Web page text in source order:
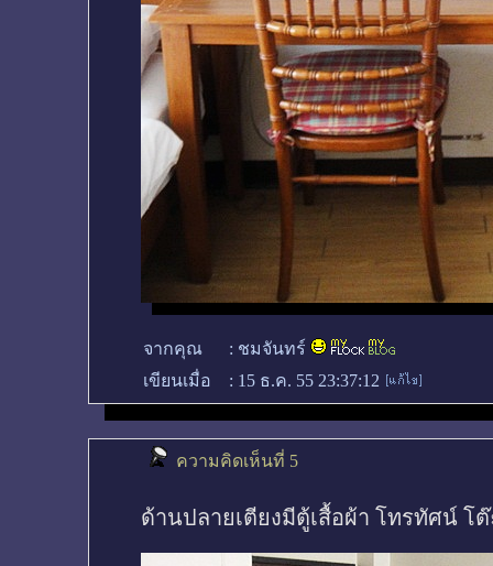
จากคุณ : ชมจันทร์
เขียนเมื่อ
: 15 ธ.ค. 55 23:37:12
ความคิดเห็นที่ 5
ด้านปลายเตียงมีตู้เสื้อผ้า โทรทัศน์ โ